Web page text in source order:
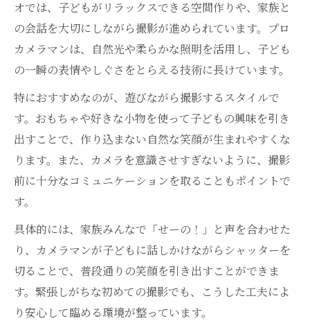
オでは、子どもがリラックスできる空間作りや、家族と
の会話を大切にしながら撮影が進められています。プロ
カメラマンは、自然光や柔らかな照明を活用し、子ども
の一瞬の表情やしぐさをとらえる技術に長けています。
特におすすめなのが、遊びながら撮影するスタイルで
す。おもちゃや好きな小物を使って子どもの興味を引き
出すことで、作り込まない自然な笑顔が生まれやすくな
ります。また、カメラを意識させすぎないように、撮影
前に十分なコミュニケーションを取ることもポイントで
す。
具体的には、家族みんなで「せーの！」と声を合わせた
り、カメラマンが子どもに話しかけながらシャッターを
切ることで、普段通りの笑顔を引き出すことができま
す。緊張しがちな初めての撮影でも、こうした工夫によ
り安心して臨める環境が整っています。